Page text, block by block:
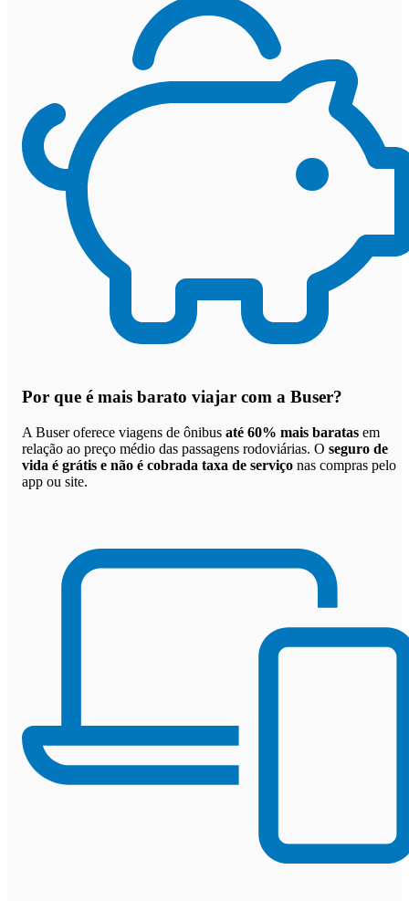
Por que é mais barato viajar com a Buser?
A Buser oferece viagens de ônibus até 60% mais baratas em
relação ao preço médio das passagens rodoviárias. O seguro de
vida é grátis e não é cobrada taxa de serviço nas compras pelo
app ou site.